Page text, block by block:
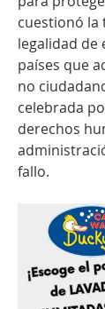
cuestionó la
legalidad de
países que
no
celebrada
derechos
fallo.